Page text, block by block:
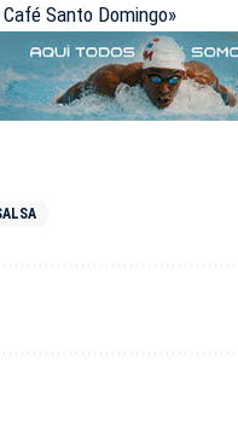
Santo Domingo»